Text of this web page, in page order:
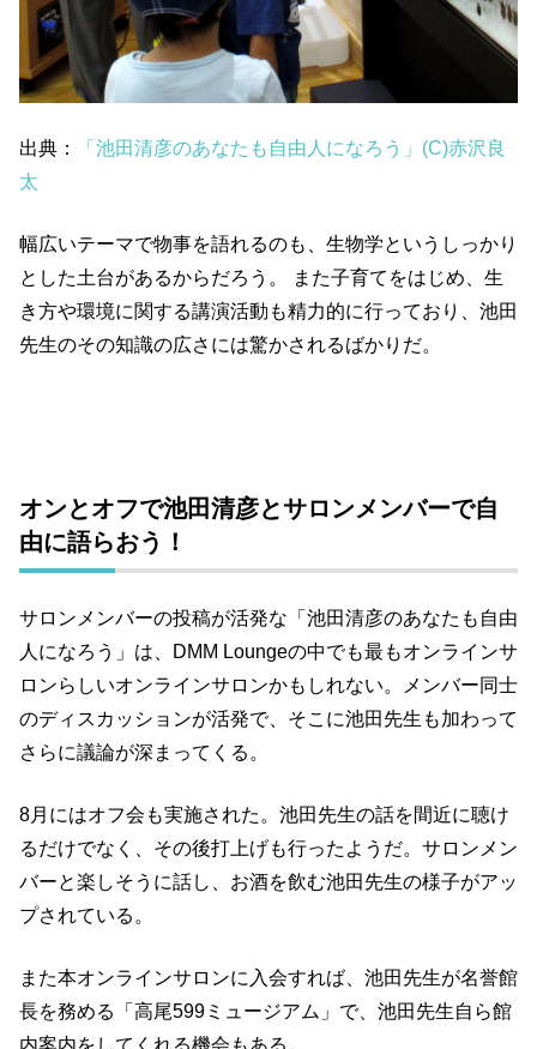
出典： 「池田清彦のあなたも自由人になろう」 (C)赤沢良
太
幅広いテーマで物事を語れるのも、生物学というしっかり
とした土台があるからだろう。 また子育てをはじめ、生
き方や環境に関する講演活動も精力的に行っており、池田
先生のその知識の広さには驚かされるばかりだ。
オンとオフで池田清彦とサロンメンバーで自
由に語らおう！
サロンメンバーの投稿が活発な「池田清彦のあなたも自由
人になろう」は、DMM Loungeの中でも最もオンラインサ
ロンらしいオンラインサロンかもしれない。メンバー同士
のディスカッションが活発で、そこに池田先生も加わって
さらに議論が深まってくる。
8月にはオフ会も実施された。池田先生の話を間近に聴け
るだけでなく、その後打上げも行ったようだ。サロンメン
バーと楽しそうに話し、お酒を飲む池田先生の様子がアッ
プされている。
また本オンラインサロンに入会すれば、池田先生が名誉館
長を務める「高尾599ミュージアム」で、池田先生自ら館
内案内をしてくれる機会もある。